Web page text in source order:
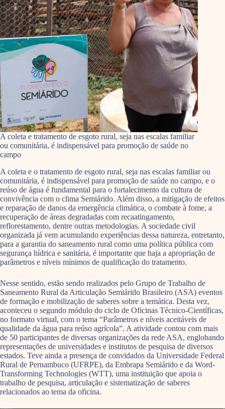
A coleta e tratamento de esgoto rural, seja nas escalas familiar
ou comunitária, é indispensável para promoção de saúde no
campo
A coleta e o tratamento de esgoto rural, seja nas escalas familiar ou
comunitária, é indispensável para promoção de saúde no campo, e o
reúso de água é fundamental para o fortalecimento da cultura de
convivência com o clima Semiárido. Além disso, a mitigação de efeitos
e reparação de danos da emergência climática, o combate à fome, a
recuperação de áreas degradadas com recaatingamento,
reflorestamento, dentre outras metodologias. A sociedade civil
organizada já vem acumulando experiências dessa natureza, entretanto,
para a garantia do saneamento rural como uma política pública com
segurança hídrica e sanitária, é importante que haja a apropriação de
parâmetros e níveis mínimos de qualificação do tratamento.
Nesse sentido, estão sendo realizados pelo Grupo de Trabalho de
Saneamento Rural da Articulação Semiárido Brasileiro (ASA) eventos
de formação e mobilização de saberes sobre a temática. Desta vez,
aconteceu o segundo módulo do ciclo de Oficinas Técnico-Científicas,
no formato virtual, com o tema “Parâmetros e níveis aceitáveis de
qualidade da água para reúso agrícola”. A atividade contou com mais
de 50 participantes de diversas organizações da rede ASA, englobando
representações de universidades e institutos de pesquisa de diversos
estados. Teve ainda a presença de convidados da Universidade Federal
Rural de Pernambuco (UFRPE), da Embrapa Semiárido e da Word-
Transforming Technologies (WTT), uma instituição que apoia o
trabalho de pesquisa, articulação e sistematização de saberes
relacionados ao tema da oficina.